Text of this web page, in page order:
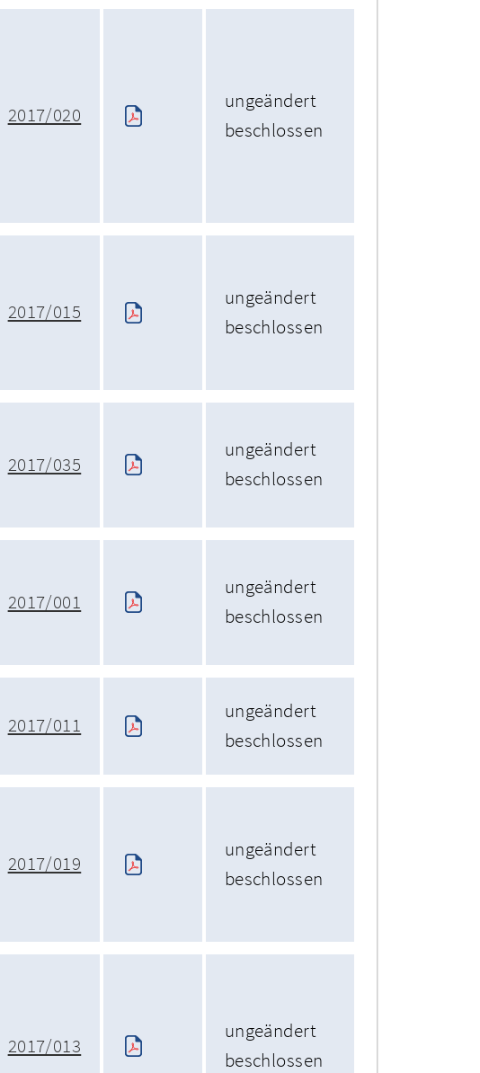
2017/020
ungeändert
beschlossen
2017/015
ungeändert
beschlossen
2017/035
ungeändert
beschlossen
2017/001
ungeändert
beschlossen
2017/011
ungeändert
beschlossen
2017/019
ungeändert
beschlossen
2017/013
ungeändert
beschlossen